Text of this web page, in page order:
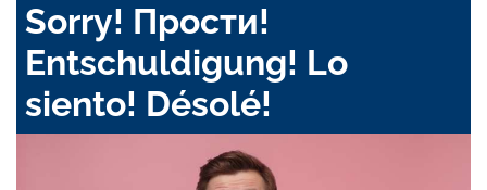
Sorry! Прости!
Entschuldigung! Lo
siento! Désolé!